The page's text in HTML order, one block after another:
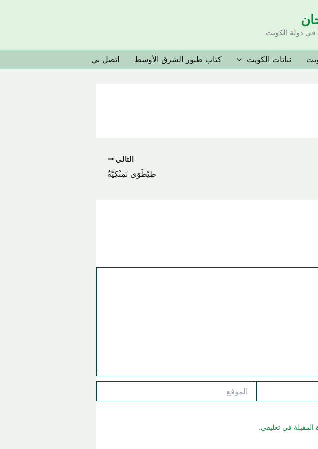
في دولة الكويت
نباتات الكويت كتاب طيور الشرق الأوسط اتصل بي
التالي
طِيْطَوَى تَمِنْكِيَّةٌ
المقبلة في تعليقي.